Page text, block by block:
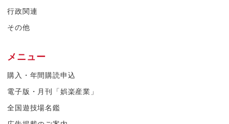
行政関連
その他
メニュー
購入・年間購読申込
電子版・月刊「娯楽産業」
全国遊技場名鑑